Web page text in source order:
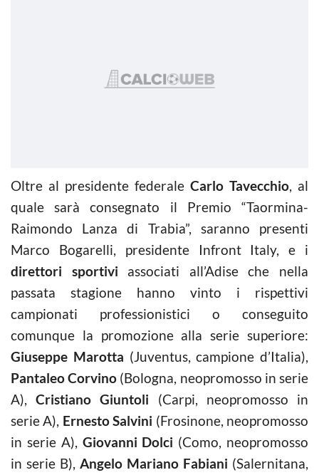
Oltre al presidente federale Carlo Tavecchio, al
quale sarà consegnato il Premio “Taormina-
Raimondo Lanza di Trabia”, saranno presenti
Marco Bogarelli, presidente Infront Italy, e i
direttori sportivi associati all’Adise che nella
passata stagione hanno vinto i rispettivi
campionati professionistici o conseguito
comunque la promozione alla serie superiore:
Giuseppe Marotta (Juventus, campione d’Italia),
Pantaleo Corvino (Bologna, neopromosso in serie
A),Cristiano Giuntoli (Carpi, neopromosso in
serie A), Ernesto Salvini (Frosinone, neopromosso
in serie A), Giovanni Dolci (Como, neopromosso
in serie B), Angelo Mariano Fabiani (Salernitana,